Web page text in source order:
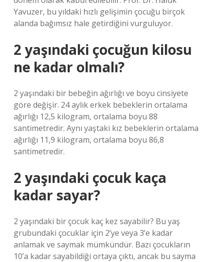
Yavuzer, bu yıldaki hızlı gelişimin çocuğu birçok
alanda bağımsız hale getirdiğini vurguluyor.
2 yaşındaki çocuğun kilosu
ne kadar olmalı?
2 yaşındaki bir bebeğin ağırlığı ve boyu cinsiyete
göre değişir. 24 aylık erkek bebeklerin ortalama
ağırlığı 12,5 kilogram, ortalama boyu 88
santimetredir. Aynı yaştaki kız bebeklerin ortalama
ağırlığı 11,9 kilogram, ortalama boyu 86,8
santimetredir.
2 yaşındaki çocuk kaça
kadar sayar?
2 yaşındaki bir çocuk kaç kez sayabilir? Bu yaş
grubundaki çocuklar için 2’ye veya 3’e kadar
anlamak ve saymak mümkündür. Bazı çocukların
10’a kadar sayabildiği ortaya çıktı, ancak bu sayma